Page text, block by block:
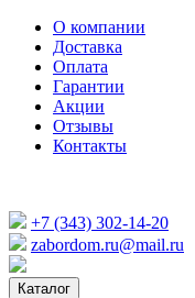
О компании
Доставка
Оплата
Гарантии
Акции
Отзывы
Контакты
+7 (343) 302-14-20
zabordom.ru@mail.ru
Каталог